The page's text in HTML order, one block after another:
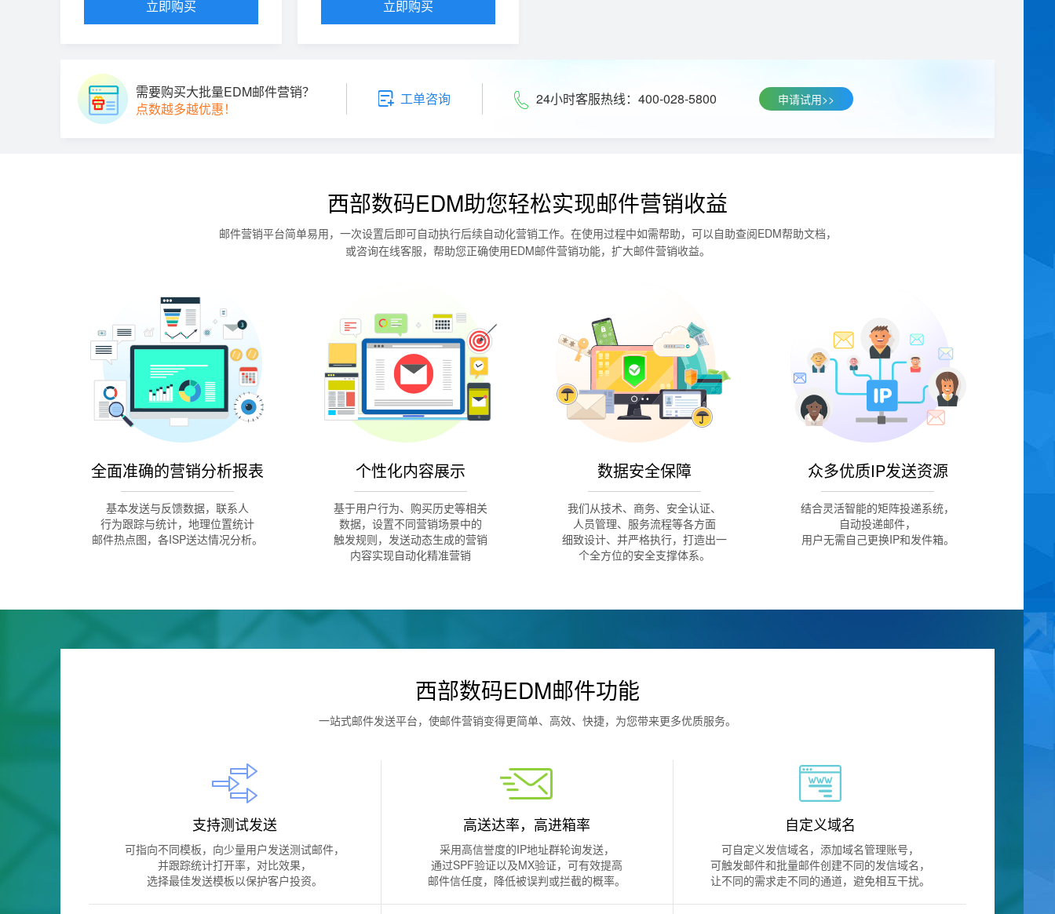
立即购买 立即购买
需要购买大批量EDM邮件营销？
点数越多越优惠！
工单咨询 24小时客服热线：400-028-5800 申请试用>>
西部数码EDM助您轻松实现邮件营销收益
邮件营销平台简单易用，一次设置后即可自动执行后续自动化营销工作。在使用过程中如需帮助，可以自助查阅EDM帮助文档，
或咨询在线客服，帮助您正确使用EDM邮件营销功能，扩大邮件营销收益。
全面准确的营销分析报表
基本发送与反馈数据，联系人
行为跟踪与统计，地理位置统计
邮件热点图，各ISP送达情况分析。
个性化内容展示
基于用户行为、购买历史等相关
数据，设置不同营销场景中的
触发规则，发送动态生成的营销
内容实现自动化精准营销
数据安全保障
我们从技术、商务、安全认证、
人员管理、服务流程等各方面
细致设计、并严格执行，打造出一
个全方位的安全支撑体系。
众多优质IP发送资源
结合灵活智能的矩阵投递系统，
自动投递邮件，
用户无需自己更换IP和发件箱。
西部数码EDM邮件功能
一站式邮件发送平台，使邮件营销变得更简单、高效、快捷，为您带来更多优质服务。
支持测试发送
可指向不同模板，向少量用户发送测试邮件，
并跟踪统计打开率，对比效果，
选择最佳发送模板以保护客户投资。
高送达率，高进箱率
采用高信誉度的IP地址群轮询发送，
通过SPF验证以及MX验证，可有效提高
邮件信任度，降低被误判或拦截的概率。
自定义域名
可自定义发信域名，添加域名管理账号，
可触发邮件和批量邮件创建不同的发信域名，
让不同的需求走不同的通道，避免相互干扰。